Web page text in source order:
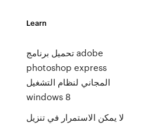
Learn
تحميل برنامج adobe
photoshop express
المجاني لنظام التشغيل
windows 8
لا يمكن الاستمرار في تنزيل